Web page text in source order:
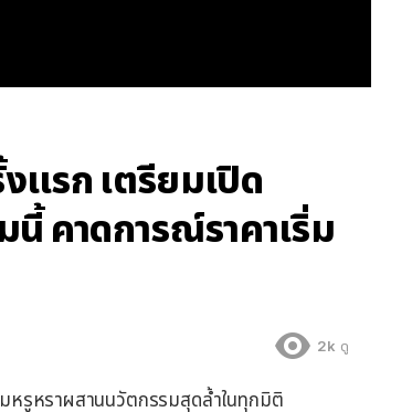
แรก เตรียมเปิด
นี้ คาดการณ์ราคาเริ่ม
2k ดู
หรูหราผสานนวัตกรรมสุดล้ำในทุกมิติ